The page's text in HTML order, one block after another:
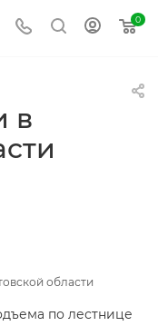
0
в
области
по лестнице